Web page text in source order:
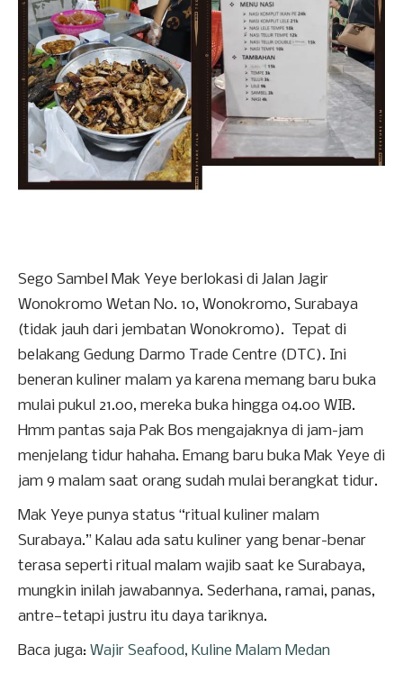
Sego Sambel Mak Yeye berlokasi di Jalan Jagir
Wonokromo Wetan No. 10, Wonokromo, Surabaya
(tidak jauh dari jembatan Wonokromo). Tepat di
belakang Gedung Darmo Trade Centre (DTC). Ini
beneran kuliner malam ya karena memang baru buka
mulai pukul 21.00, mereka buka hingga 04.00 WIB.
Hmm pantas saja Pak Bos mengajaknya di jam-jam
menjelang tidur hahaha. Emang baru buka Mak Yeye di
jam 9 malam saat orang sudah mulai berangkat tidur.
Mak Yeye punya status “ritual kuliner malam
Surabaya.” Kalau ada satu kuliner yang benar-benar
terasa seperti ritual malam wajib saat ke Surabaya,
mungkin inilah jawabannya. Sederhana, ramai, panas,
antre—tetapi justru itu daya tariknya.
Baca juga: Wajir Seafood, Kuline Malam Medan